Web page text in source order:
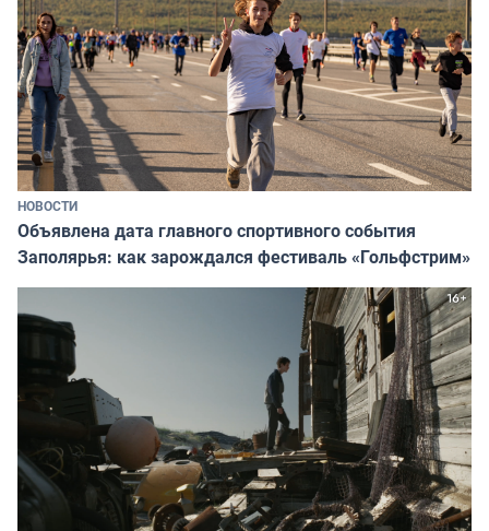
НОВОСТИ
Объявлена дата главного спортивного события
Заполярья: как зарождался фестиваль «Гольфстрим»